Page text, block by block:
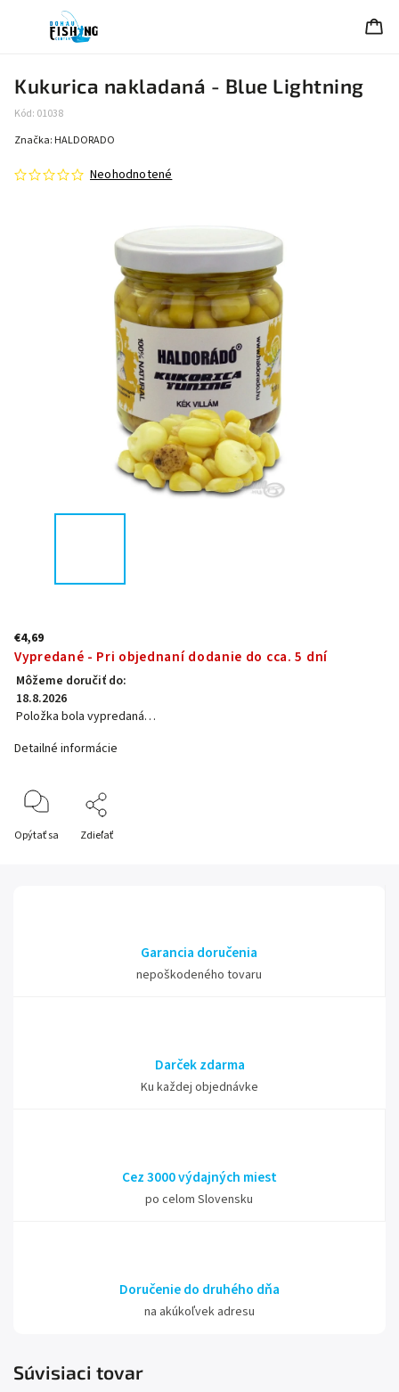
Kukurica nakladaná - Blue Lightning
Kód: 01038
Neohodnotené
Značka: HALDORADO
€4,69
Vypredané - Pri objednaní dodanie do cca. 5 dní
Môžeme doručiť do:
18.8.2026
Položka bola vypredaná…
Detailné informácie
Opýtať sa Zdieľať
Garancia doručenia
nepoškodeného tovaru
Darček zdarma
Ku každej objednávke
Cez 3000 výdajných miest
po celom Slovensku
Doručenie do druhého dňa
na akúkoľvek adresu
Súvisiaci tovar